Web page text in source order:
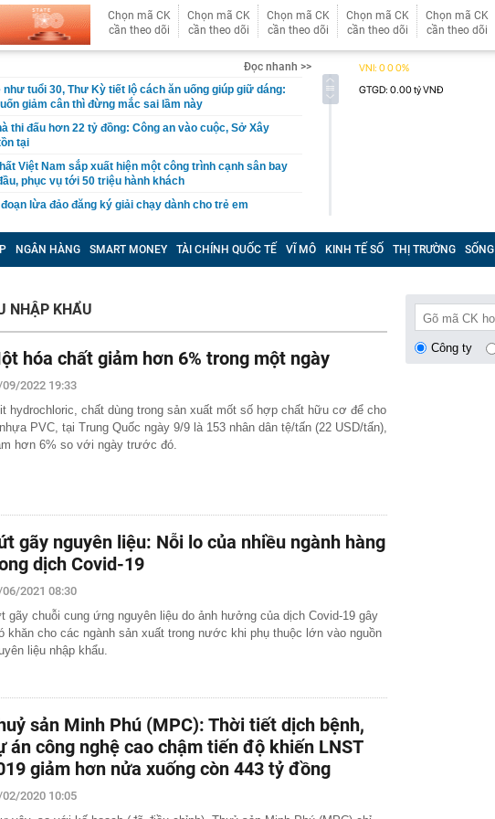
Chọn mã CK
cần theo dõi
Chọn mã CK
cần theo dõi
Chọn mã CK
cần theo dõi
Chọn mã CK
cần theo dõi
Chọn mã CK
cần theo dõi
Đọc nhanh >>
như tuổi 30, Thư Kỳ tiết lộ cách ăn uống giúp giữ dáng:
giảm cân thì đừng mắc sai lầm này
thi đấu hơn 22 tỷ đồng: Công an vào cuộc, Sở Xây
tại
Việt Nam sắp xuất hiện một công trình cạnh sân bay
phục vụ tới 50 triệu hành khách
lừa đảo đăng ký giải chạy dành cho trẻ em
nhất hành tinh" gần 7.800 tỷ đồng, dài 2,2km ở Hà
mốc quan trọng vào dịp đặc biệt
tín hiệu quan trọng về lãi suất đến thị trường
đến bao giờ?
trong tháng 7
của những người siêu giàu
công viên câu cá rừng ngập mặn quy mô top đầu thế
lần sân Mỹ Đình
Một chiếc thẻ cho mọi giai đoạn tài chính
trọng đến tất cả người dùng VNeID
đình không còn đặt bồn rửa trong phòng tắm? Hóa ra
đang được ưa chuộng
mái Nhật 1 tầng 3 phòng ngủ 100m² bao nhiêu?
gây ấn tượng với hồ nước và loạt giải pháp tiết kiệm
trị giá 11.660 tỷ đồng dưới nền nhà một lão nông,
tức bị phong tỏa
thêm 68.000 m2 đất cho Vinhomes thực hiện dự án nhà
đồng
dân phát sinh giao dịch chuyển khoản có nội dung
NGÂN HÀNG SMART MONEY TÀI CHÍNH QUỐC TẾ VĨ MÔ KINH TẾ SỐ THỊ TRƯỜNG SỐNG
NHẬP KHẨU
hóa chất giảm hơn 6% trong một ngày
2022 19:33
hydrochloric, chất dùng trong sản xuất mốt số hợp chất hữu cơ để cho
PVC, tại Trung Quốc ngày 9/9 là 153 nhân dân tệ/tấn (22 USD/tấn),
hơn 6% so với ngày trước đó.
gãy nguyên liệu: Nỗi lo của nhiều ngành hàng
dịch Covid-19
06/2021 08:30
gãy chuỗi cung ứng nguyên liệu do ảnh hưởng của dịch Covid-19 gây
khăn cho các ngành sản xuất trong nước khi phụ thuộc lớn vào nguồn
liệu nhập khẩu.
sản Minh Phú (MPC): Thời tiết dịch bệnh,
án công nghệ cao chậm tiến độ khiến LNST
giảm hơn nửa xuống còn 443 tỷ đồng
2020 10:05
Công ty